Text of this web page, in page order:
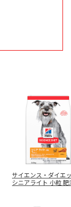
サイエンス・ダイエ
シニアライト 小粒 肥